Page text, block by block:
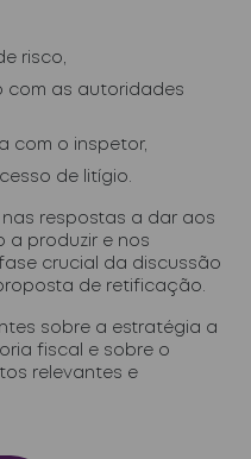
risco,
com as autoridades
com o inspetor,
de litígio.
respostas a dar aos
a produzir e nos
crucial da discussão
de retificação.
sobre a estratégia a
fiscal e sobre o
relevantes e